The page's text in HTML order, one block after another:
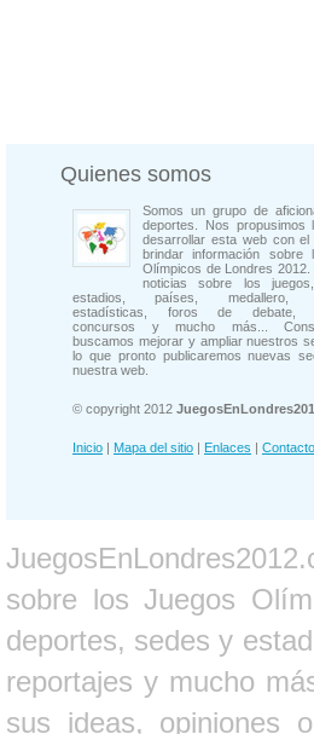
Quienes somos
Somos un grupo de
deportes. Nos propusimos
desarrollar esta web con el
brindar información sobre
Olímpicos de Londres 2012.
noticias sobre los juegos,
estadios, países, medallero,
estadísticas, foros de debate,
concursos y mucho más...
buscamos mejorar y ampliar nuestros
lo que pronto publicaremos nuevas
nuestra web.
© copyright 2012
Inicio | Mapa del sitio | Enlaces | Contacto
sobre los Juegos
deportes, sedes y
reportajes y mucho
sus ideas, opiniones